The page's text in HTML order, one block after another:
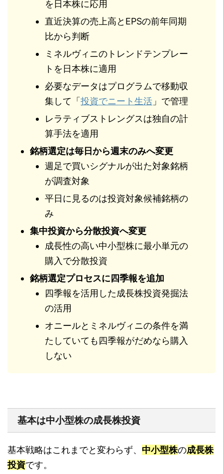
を日本株に応用
直近決算の売上高とEPSの前年同期
比から判断
ミネルヴィニのトレンドテンプレー
トを日本株に適用
必要なデータはプログラムで移動収
集して「 投資でニート生活 」で管理
レラティブストレングスは独自の計
算手法を適用
銘柄選定は毎日から週末のみへ変更
週足で買いシグナルが出た対象銘柄
が調査対象
平日に見るのは投資対象候補銘柄の
み
集中投資から分散投資へ変更
成長性の高い中小型株に最小単元の
購入で分散投資
銘柄選定プロセスに四季報を追加
四季報を活用した成長株投資発掘法
の活用
オニールとミネルヴィニの条件を満
たしていても四季報がだめなら購入
しない
基本は中小型株の成長株投資
基本戦略はこれまでと変わらず、 中小型株の成長株
投資です。